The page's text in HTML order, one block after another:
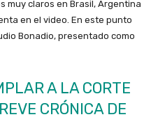
muy claros en Brasil, Argentina
en el video. En este punto
Bonadio, presentado como
A LA CORTE
CRÓNICA DE